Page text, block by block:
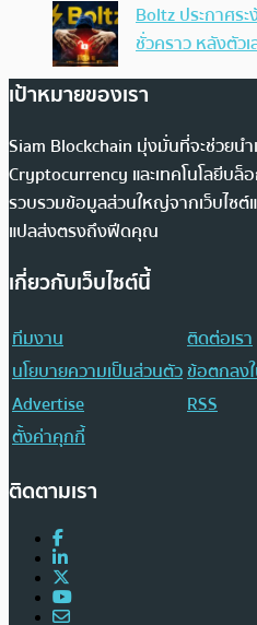
Boltz ประกาศร
ชั่วคราว หลังตัว
เป้าหมายของเรา
Siam Blockchain มุ่งมั่นที่จะช่วยน
Cryptocurrency และเทคโนโลยีบล็
รวบรวมข้อมูลส่วนใหญ่จากเว็บไซต์
แปลส่งตรงถึงฟีดคุณ
เกี่ยวกับเว็บไซต์นี้
ทีมงาน
ติดต่อเรา
นโยบายความเป็นส่วนตัวข้อตกลง
Advertise
RSS
ตั้งค่าคุกกี้
ติดตามเรา